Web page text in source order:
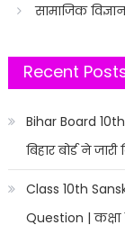
सामाजिक
Recent
Bihar Board
बिहार बोर्ड ने
Class 10th
Question | कक्षा